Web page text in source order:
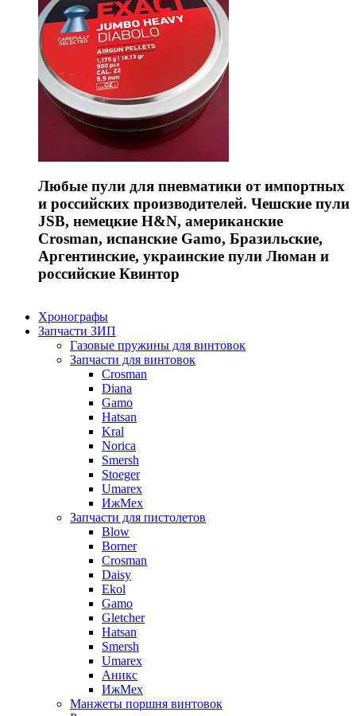
Любые пули для пневматики от импортных
и российских производителей. Чешские пули
JSB, немецкие H&N, американские
Crosman, испанские Gamo, Бразильские,
Аргентинские, украинские пули Люман и
российские Квинтор
Хронографы
Запчасти ЗИП
Газовые пружины для винтовок
Запчасти для винтовок
Crosman
Diana
Gamo
Hatsan
Kral
Norica
Smersh
Stoeger
Umarex
ИжМех
Запчасти для пистолетов
Blow
Borner
Crosman
Daisy
Ekol
Gamo
Gletcher
Hatsan
Smersh
Umarex
Аникс
ИжМех
Манжеты поршня винтовок